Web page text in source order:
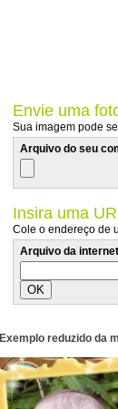
Envie uma
Sua imagem pode
Arquivo do seu
Insira uma
Cole o endereço de
Arquivo da
Exemplo reduzido da